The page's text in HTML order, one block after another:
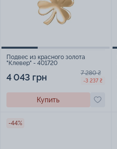
Подвес из красного золота
"Клевер" - 401720
4 043 грн 7 280 ₴
-3 237 ₴
Купить
-44%